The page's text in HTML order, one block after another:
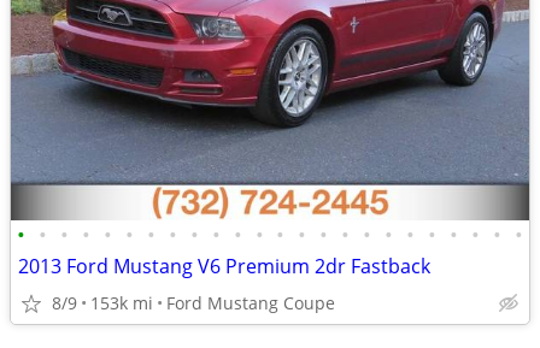
• • • • • • • • • • • • • • • • • • • • • • • •
2013 Ford Mustang V6 Premium 2dr Fastback
8/9 153k mi Ford Mustang Coupe